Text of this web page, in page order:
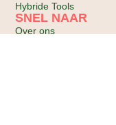
Hybride Tools
SNEL NAAR
Over ons